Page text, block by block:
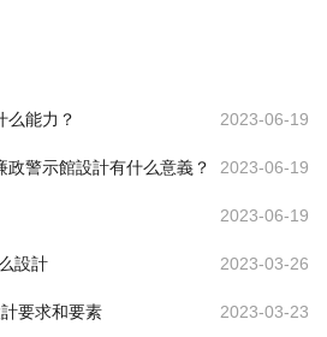
么能力？ 2023-06-19
警示館設計有什么意義？ 2023-06-19
2023-06-19
設計 2023-03-26
要求和要素 2023-03-23